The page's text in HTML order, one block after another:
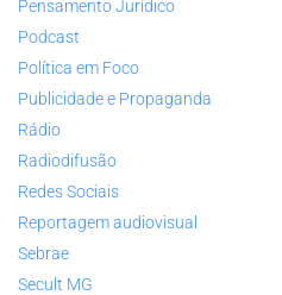
Pensamento Jurídico
Podcast
Política em Foco
Publicidade e Propaganda
Rádio
Radiodifusão
Redes Sociais
Reportagem audiovisual
Sebrae
Secult MG